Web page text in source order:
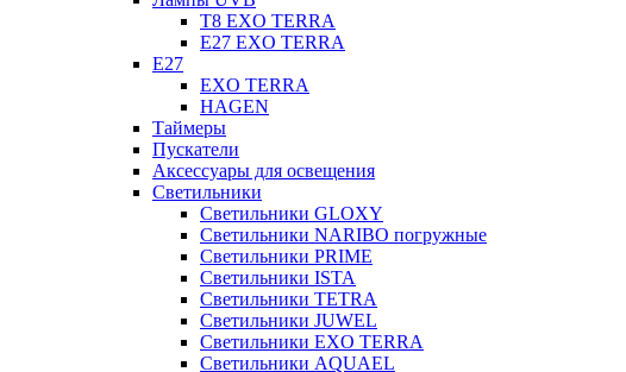
Т8 EXO TERRA
Е27 EXO TERRA
Е27
EXO TERRA
HAGEN
Таймеры
Пускатели
Аксессуары для освещения
Светильники
Светильники GLOXY
Светильники NARIBO погружные
Светильники PRIME
Светильники ISTA
Светильники TETRA
Светильники JUWEL
Светильники EXO TERRA
Светильники AQUAEL